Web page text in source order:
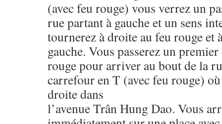
(avec feu rouge) vous verrez un
rue partant à gauche et un sens
tournerez à droite au feu rouge et
gauche. Vous passerez un
rouge pour arriver au bout de la
carrefour en T (avec feu rouge)
droite dans
l’avenue Trân Hung Dao. Vous